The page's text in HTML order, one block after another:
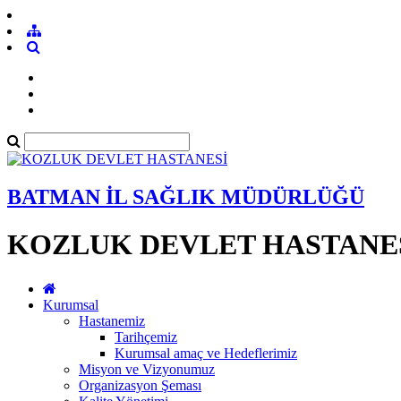
BATMAN İL SAĞLIK MÜDÜRLÜĞÜ
KOZLUK DEVLET
Kurumsal
Hastanemiz
Tarihçemiz
Kurumsal amaç ve Hedeflerimiz
Misyon ve Vizyonumuz
Organizasyon Şeması